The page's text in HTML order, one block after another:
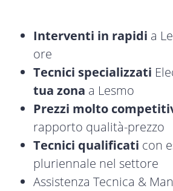
Interventi in rapidi a
ore
Tecnici specializzati
tua zona a Lesmo
Prezzi molto
rapporto qualità-prezzo
Tecnici qualificati con
pluriennale nel settore
Assistenza Tecnica &